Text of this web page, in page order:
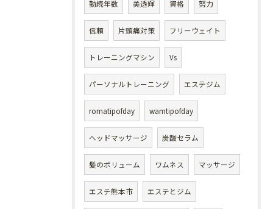
勤続年数 美透輝 資格 努力
信頼 片頭痛対策 フリーウェイト
トレーニングマシン Vs
パーソナルトレーニング エステジム
romatipofday wamtipofday
ヘッドマッサージ 炭酸セラム
髪のボリューム ワムネス マッサージ
エステ熊本市 エステとジム